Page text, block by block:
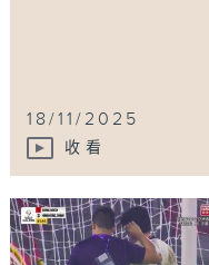
18/11/2025
收看